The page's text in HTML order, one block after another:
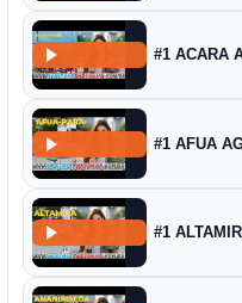
#1 ACARA
#1 AFUA
#1